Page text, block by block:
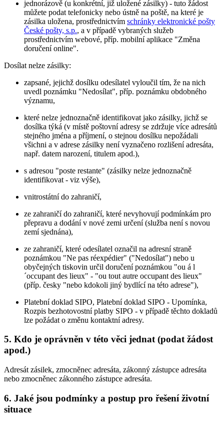
jednorázově (u konkrétní, již uložené zásilky) - tuto žádost
můžete podat telefonicky nebo ústně na poště, na které je
zásilka uložena, prostřednictvím schránky elektronické pošty
České pošty, s.p., a v případě vybraných služeb
prostřednictvím webové, příp. mobilní aplikace "Změna
doručení online".
Dosílat nelze zásilky:
zapsané, jejichž dosílku odesílatel vyloučil tím, že na nich
uvedl poznámku "Nedosílat", příp. poznámku obdobného
významu,
které nelze jednoznačně identifikovat jako zásilky, jichž se
dosílka týká (v místě poštovní adresy se zdržuje více adresátů
stejného jména a příjmení, o stejnou dosílku nepožádali
všichni a v adrese zásilky není vyznačeno rozlišení adresáta,
např. datem narození, titulem apod.),
s adresou "poste restante" (zásilky nelze jednoznačně
identifikovat - viz výše),
vnitrostátní do zahraničí,
ze zahraničí do zahraničí, které nevyhovují podmínkám pro
přepravu a dodání v nové zemi určení (služba není s novou
zemí sjednána),
ze zahraničí, které odesílatel označil na adresní straně
poznámkou "Ne pas réexpédier" ("Nedosílat") nebo u
obyčejných tiskovin určil doručení poznámkou "ou á l
´occupant des lieux" - "ou tout autre occupant des lieux"
(příp. česky "nebo kdokoli jiný bydlící na této adrese"),
Platební doklad SIPO, Platební doklad SIPO - Upomínka,
Rozpis bezhotovostní platby SIPO - v případě těchto dokladů
lze požádat o změnu kontaktní adresy.
5. Kdo je oprávněn v této věci jednat (podat žádost
apod.)
Adresát zásilek, zmocněnec adresáta, zákonný zástupce adresáta
nebo zmocněnec zákonného zástupce adresáta.
6. Jaké jsou podmínky a postup pro řešení životní
situace